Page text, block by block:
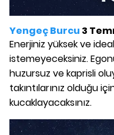
Yengeç Burcu 3
Enerjiniz yüksek ve
istemeyeceksiniz.
huzursuz ve kaprisli
takıntılarınız olduğu
kucaklayacaksınız.